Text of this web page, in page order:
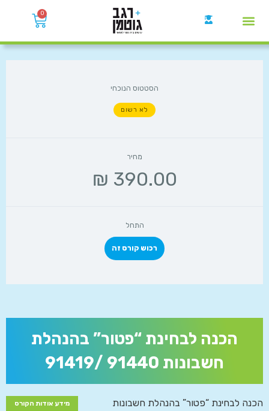
0
הסטטוס הנוכחי
לא רשום
מחיר
התחל
רכוש קורס זה
הכנה לבחינת “פטור” בהנהלת
חשבונות 91440 /91419
מידע אודות הקורס
הכנה לבחינת “פטור” בהנהלת חשבונות